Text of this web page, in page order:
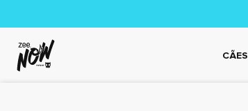
CÃES